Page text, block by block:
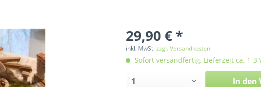
29,90 € *
inkl. MwSt.zzgl. Versandkosten
Sofort versandfertig, Lieferzeit ca. 1-3
In den